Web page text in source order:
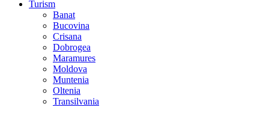
Turism
Banat
Bucovina
Crisana
Dobrogea
Maramures
Moldova
Muntenia
Oltenia
Transilvania